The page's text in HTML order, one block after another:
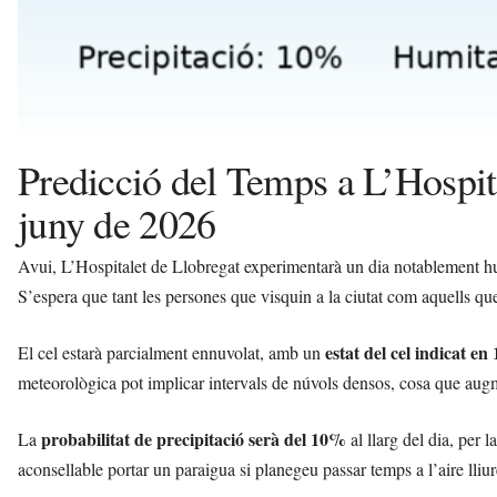
Predicció del Temps a
juny de 2026
Avui, L’Hospitalet de Llobregat experimentarà un dia notablement
S’espera que tant les persones que visquin a la ciutat com aquells
El cel estarà parcialment ennuvolat, amb un estat del cel indicat en
meteorològica pot implicar intervals de núvols densos, cosa que
La probabilitat de precipitació serà del 10% al llarg del dia, per
aconsellable portar un paraigua si planegeu passar temps a l’aire